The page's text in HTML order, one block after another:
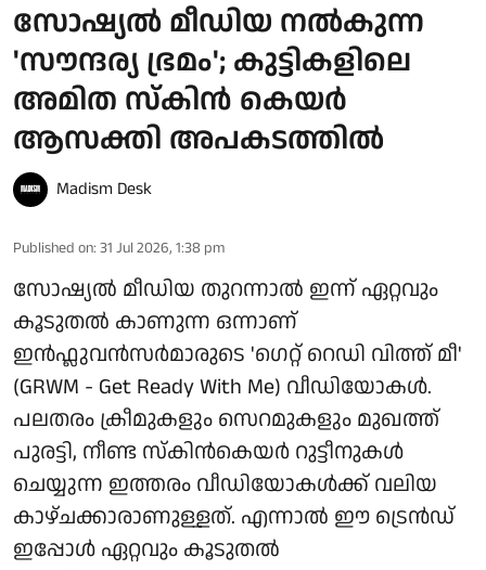
സോഷ്യൽ മീഡിയ നൽകുന്ന
'സൗന്ദര്യ ഭ്രമം'; കുട്ടികളിലെ
അമിത സ്കിൻ കെയർ
ആസക്തി അപകടത്തിൽ
Madism Desk
Published on: 31 Jul 2026, 1:38 pm
സോഷ്യൽ മീഡിയ തുറന്നാൽ ഇന്ന് ഏറ്റവും
കൂടുതൽ കാണുന്ന ഒന്നാണ്
ഇൻഫ്ലുവൻസർമാരുടെ 'ഗെറ്റ് റെഡി വിത്ത് മീ'
(GRWM - Get Ready With Me) വീഡിയോകൾ.
പലതരം ക്രീമുകളും സെറമുകളും മുഖത്ത്
പുരട്ടി, നീണ്ട സ്കിൻകെയർ റുട്ടീനുകൾ
ചെയ്യുന്ന ഇത്തരം വീഡിയോകൾക്ക് വലിയ
കാഴ്ചക്കാരാണുള്ളത്. എന്നാൽ ഈ ട്രെൻഡ്
ഇപ്പോൾ ഏറ്റവും കൂടുതൽ